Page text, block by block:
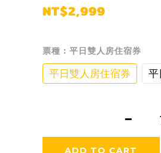
NT$2,999
票種 : 平日雙人房住宿券
平日雙人房住宿券 平
ADD TO CART